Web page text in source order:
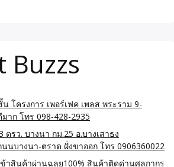
Buzzs
โครงการ เพอร์เฟค เพลส พระราม 9-
าก โทร 098-428-2935
รว. บางนา กม.25 อ.บางเสาธง
นบางนา-ตราด ฝั่งขาออก โทร 0906360022
าสินค้าผ่านฉลุย100% สินค้าติดด่านศุลกากร